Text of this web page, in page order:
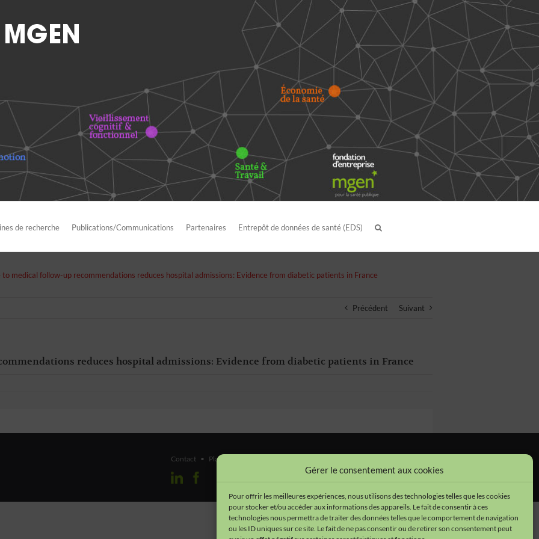
Gérer le consentement aux cookies
Pour offrir les meilleures expériences, nous utilisons des technologies telles que les cookies
pour stocker et/ou accéder aux informations des appareils. Le fait de consentir à ces
technologies nous permettra de traiter des données telles que le comportement de navigation
ou les ID uniques sur ce site. Le fait de ne pas consentir ou de retirer son consentement peut
de recherche Publications/Communications Partenaires Entrepôt de données de santé (EDS)
to medical follow-up recommendations reduces hospital admissions: Evidence from diabetic patients in France
Précédent Suivant
reduces hospital admissions: Evidence from diabetic patients in France
Contact • Plan du site